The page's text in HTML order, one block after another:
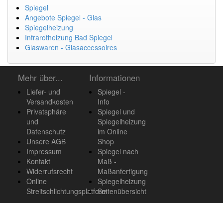
Spiegel
Angebote Spiegel - Glas
Spiegelheizung
Infrarotheizung Bad Spiegel
Glaswaren - Glasaccessoires
Mehr über...
Liefer- und
Versandkosten
Privatsphäre
und
Datenschutz
Unsere AGB
Impressum
Kontakt
Widerrufsrecht
Online
Streitschlichtungsplatform
Informationen
Spiegel -
Info
Spiegel und
Spiegelheizung
im Online
Shop
Spiegel nach
Maß -
Maßanfertigung
Spiegelheizung
Seitenübersicht